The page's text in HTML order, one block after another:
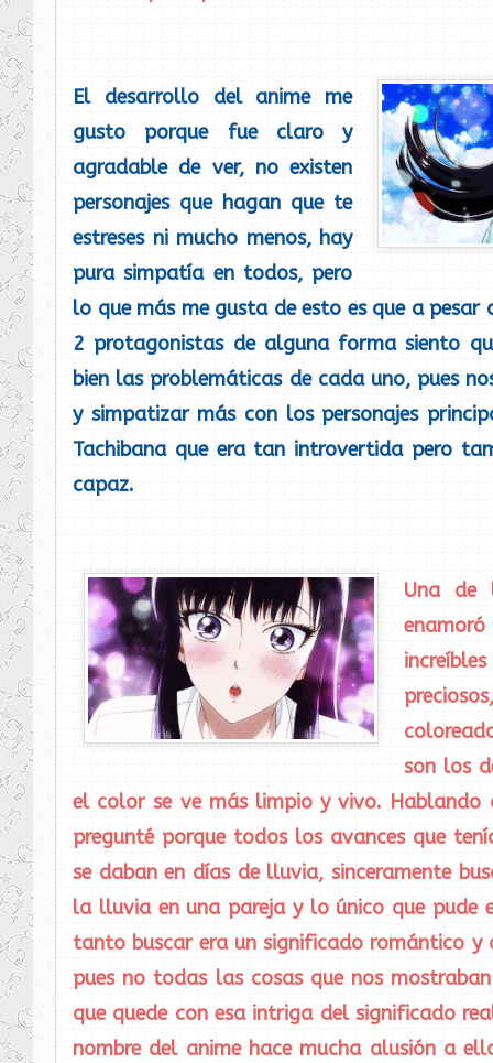
El desarrollo del anime me
gusto porque fue claro y
agradable de ver, no existen
personajes que hagan que te
estreses ni mucho menos, hay
pura simpatía en todos, pero
lo que más me gusta de esto es que a pesar
2 protagonistas de alguna forma siento
bien las problemáticas de cada uno, pues
y simpatizar más con los personajes
Tachibana que era tan introvertida pero
capaz.
Una de
enamoró
son los
el color se ve más limpio y vivo. Hablando
pregunté porque todos los avances que
se daban en días de lluvia, sinceramente
la lluvia en una pareja y lo único que pude
tanto buscar era un significado romántico y
pues no todas las cosas que nos
que quede con esa intriga del significado
nombre del anime hace mucha alusión a